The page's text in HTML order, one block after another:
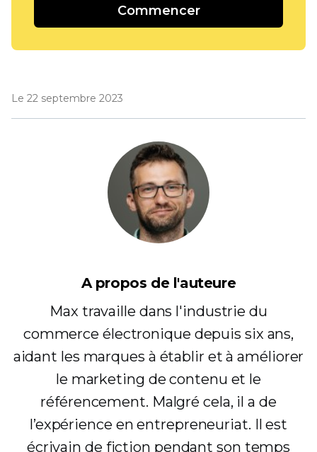
Commencer
Le 22 septembre 2023
A propos de l'auteure
Max travaille dans l'industrie du
commerce électronique depuis six ans,
aidant les marques à établir et à améliorer
le marketing de contenu et le
référencement. Malgré cela, il a de
l’expérience en entrepreneuriat. Il est
écrivain de fiction pendant son temps